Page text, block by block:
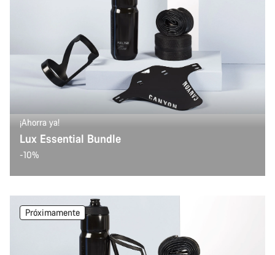
¡Ahorra ya!
Lux Essential Bundle
-10%
Próximamente
Nuestros expertos estarán encantados de responder a tus
Abrir chat
Cerrar